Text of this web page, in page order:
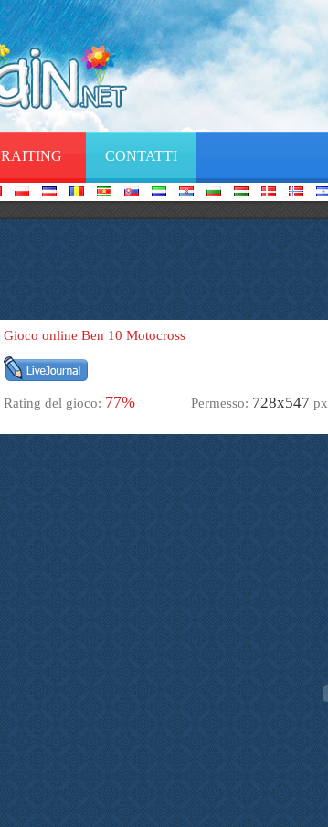
RAITING CONTATTI
Gioco online Ben 10 Motocross
Rating del gioco: 77% Permesso: 728х547 px